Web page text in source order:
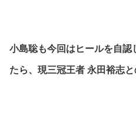
小島聡も今回はヒールを自認
たら、現三冠王者 永田裕志